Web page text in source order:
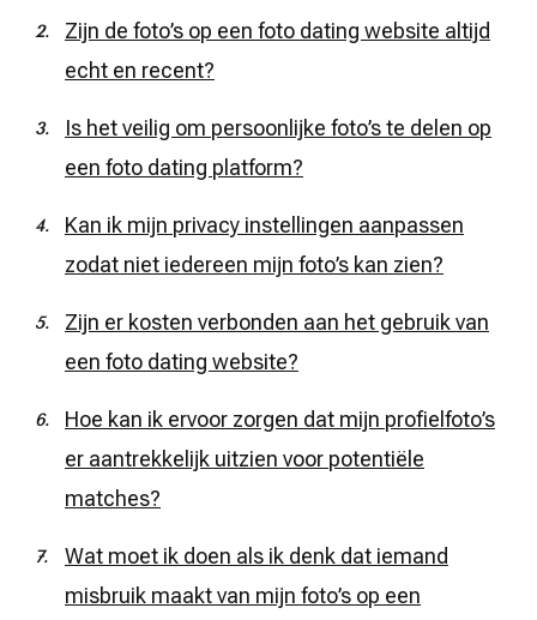
Zijn de foto’s op een foto dating website altijd
echt en recent?
Is het veilig om persoonlijke foto’s te delen op
een foto dating platform?
Kan ik mijn privacy instellingen aanpassen
zodat niet iedereen mijn foto’s kan zien?
Zijn er kosten verbonden aan het gebruik van
een foto dating website?
Hoe kan ik ervoor zorgen dat mijn profielfoto’s
er aantrekkelijk uitzien voor potentiële
matches?
Wat moet ik doen als ik denk dat iemand
misbruik maakt van mijn foto’s op een